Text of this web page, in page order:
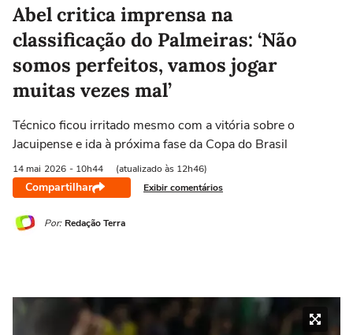
Selecione o time para ver as notícias
Abel critica imprensa na
classificação do Palmeiras: ‘Não
somos perfeitos, vamos jogar
muitas vezes mal’
Técnico ficou irritado mesmo com a vitória sobre o
Jacuipense e ida à próxima fase da Copa do Brasil
14 mai 2026 - 10h44 (atualizado às 12h46)
Compartilhar Exibir comentários
Por: Redação Terra